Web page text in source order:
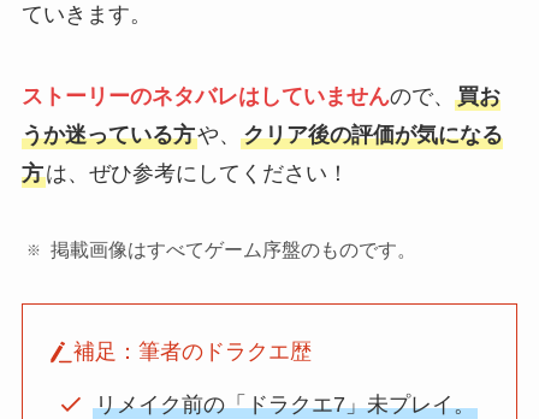
ていきます。
ストーリーのネタバレはしていませんので、 買お
うか迷っている方や、 クリア後の評価が気になる
方は、ぜひ参考にしてください！
掲載画像はすべてゲーム序盤のものです。
補足：筆者のドラクエ歴
リメイク前の「ドラクエ7」未プレイ。